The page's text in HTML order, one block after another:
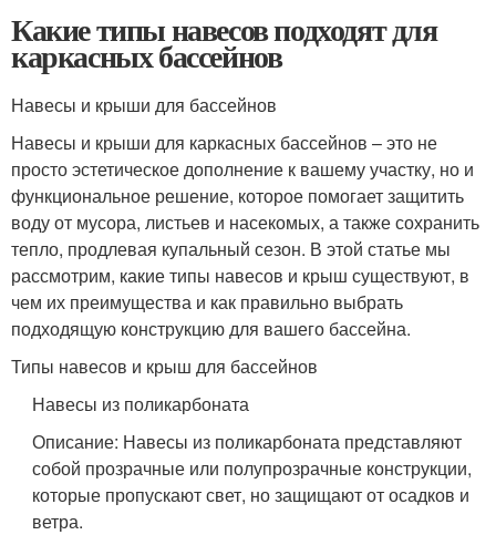
Какие типы навесов подходят для
каркасных бассейнов
Навесы и крыши для бассейнов
Навесы и крыши для каркасных бассейнов – это не
просто эстетическое дополнение к вашему участку, но и
функциональное решение, которое помогает защитить
воду от мусора, листьев и насекомых, а также сохранить
тепло, продлевая купальный сезон. В этой статье мы
рассмотрим, какие типы навесов и крыш существуют, в
чем их преимущества и как правильно выбрать
подходящую конструкцию для вашего бассейна.
Типы навесов и крыш для бассейнов
Навесы из поликарбоната
Описание: Навесы из поликарбоната представляют
собой прозрачные или полупрозрачные конструкции,
которые пропускают свет, но защищают от осадков и
ветра.